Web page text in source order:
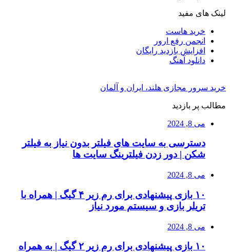
لینک های مفید
خرید هاست
انجمن رفع ارور
افزایش بازدید رایگان
دانلود آهنگ
خرید سرور مجازی هلند، ایران و آلمان
مطالب پر بازدید
می 8, 2024
دسترسی به سایت های فیلتر بدون نیاز به فیلتر
شکن | دور زدن فیلترینگ سایت ها
می 8, 2024
۱۰ بازی پیشنهادی برای رم زیر ۴ گیگ | همراه با
تریلر بازی و سیستم مورد نیاز
می 8, 2024
۱۰ بازی پیشنهادی برای رم زیر ۲ گیگ | به همراه